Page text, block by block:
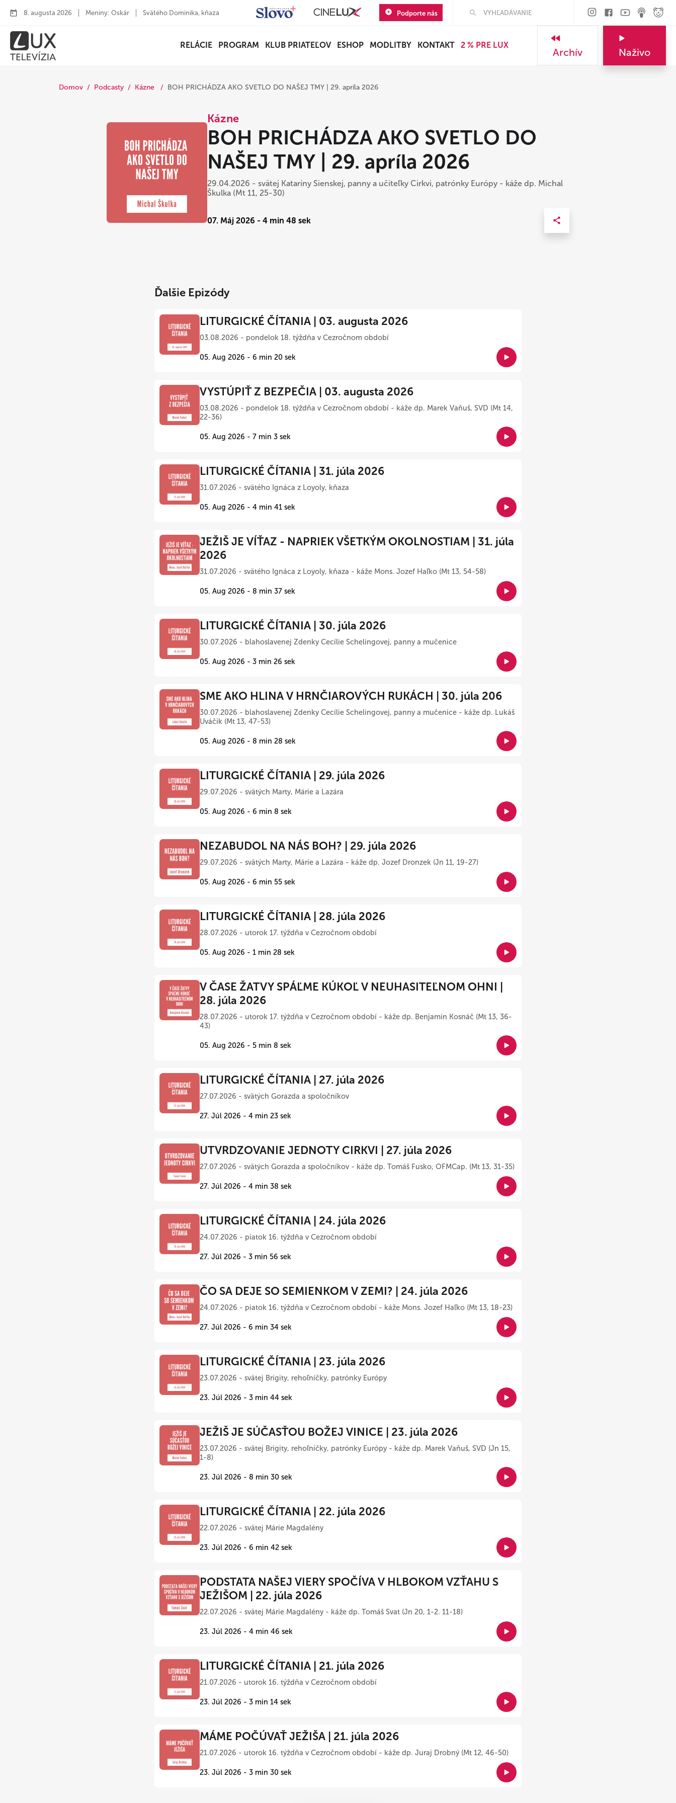
8. augusta 2026 Meniny: Oskár Svätého Dominika, kňaza Podporte nás
RELÁCIE PROGRAM KLUB PRIATEĽOV ESHOP MODLITBY KONTAKT 2 % PRE LUX
Archív Naživo
Domov Podcasty Kázne BOH PRICHÁDZA AKO SVETLO DO NAŠEJ TMY | 29. apríla 2026
Kázne
BOH PRICHÁDZA AKO SVETLO DO
NAŠEJ TMY | 29. apríla 2026
29.04.2026 - svätej Kataríny Sienskej, panny a učiteľky Cirkvi, patrónky Európy - káže dp. Michal
Škulka (Mt 11, 25-30)
07. Máj 2026 - 4 min 48 sek
Ďalšie Epizódy
LITURGICKÉ ČÍTANIA | 03. augusta 2026
03.08.2026 - pondelok 18. týždňa v Cezročnom období
05. Aug 2026 - 6 min 20 sek
VYSTÚPIŤ Z BEZPEČIA | 03. augusta 2026
03.08.2026 - pondelok 18. týždňa v Cezročnom období - káže dp. Marek Vaňuš, SVD (Mt 14,
22-36)
05. Aug 2026 - 7 min 3 sek
LITURGICKÉ ČÍTANIA | 31. júla 2026
31.07.2026 - svätého Ignáca z Loyoly, kňaza
05. Aug 2026 - 4 min 41 sek
JEŽIŠ JE VÍŤAZ - NAPRIEK VŠETKÝM OKOLNOSTIAM | 31. júla
2026
31.07.2026 - svätého Ignáca z Loyoly, kňaza - káže Mons. Jozef Haľko (Mt 13, 54-58)
05. Aug 2026 - 8 min 37 sek
LITURGICKÉ ČÍTANIA | 30. júla 2026
30.07.2026 - blahoslavenej Zdenky Cecílie Schelingovej, panny a mučenice
05. Aug 2026 - 3 min 26 sek
SME AKO HLINA V HRNČIAROVÝCH RUKÁCH | 30. júla 206
30.07.2026 - blahoslavenej Zdenky Cecílie Schelingovej, panny a mučenice - káže dp. Lukáš
Uváčik (Mt 13, 47-53)
05. Aug 2026 - 8 min 28 sek
LITURGICKÉ ČÍTANIA | 29. júla 2026
29.07.2026 - svätých Marty, Márie a Lazára
05. Aug 2026 - 6 min 8 sek
NEZABUDOL NA NÁS BOH? | 29. júla 2026
29.07.2026 - svätých Marty, Márie a Lazára - káže dp. Jozef Dronzek (Jn 11, 19-27)
05. Aug 2026 - 6 min 55 sek
LITURGICKÉ ČÍTANIA | 28. júla 2026
28.07.2026 - utorok 17. týždňa v Cezročnom období
05. Aug 2026 - 1 min 28 sek
V ČASE ŽATVY SPÁĽME KÚKOĽ V NEUHASITEĽNOM OHNI |
28. júla 2026
28.07.2026 - utorok 17. týždňa v Cezročnom období - káže dp. Benjamín Kosnáč (Mt 13, 36-
43)
05. Aug 2026 - 5 min 8 sek
LITURGICKÉ ČÍTANIA | 27. júla 2026
27.07.2026 - svätých Gorazda a spoločníkov
27. Júl 2026 - 4 min 23 sek
UTVRDZOVANIE JEDNOTY CIRKVI | 27. júla 2026
27.07.2026 - svätých Gorazda a spoločníkov - káže dp. Tomáš Fusko, OFMCap. (Mt 13, 31-35)
27. Júl 2026 - 4 min 38 sek
LITURGICKÉ ČÍTANIA | 24. júla 2026
24.07.2026 - piatok 16. týždňa v Cezročnom období
27. Júl 2026 - 3 min 56 sek
ČO SA DEJE SO SEMIENKOM V ZEMI? | 24. júla 2026
24.07.2026 - piatok 16. týždňa v Cezročnom období - káže Mons. Jozef Haľko (Mt 13, 18-23)
27. Júl 2026 - 6 min 34 sek
LITURGICKÉ ČÍTANIA | 23. júla 2026
23.07.2026 - svätej Brigity, rehoľníčky, patrónky Európy
23. Júl 2026 - 3 min 44 sek
JEŽIŠ JE SÚČASŤOU BOŽEJ VINICE | 23. júla 2026
23.07.2026 - svätej Brigity, rehoľníčky, patrónky Európy - káže dp. Marek Vaňuš, SVD (Jn 15,
1-8)
23. Júl 2026 - 8 min 30 sek
LITURGICKÉ ČÍTANIA | 22. júla 2026
22.07.2026 - svätej Márie Magdalény
23. Júl 2026 - 6 min 42 sek
PODSTATA NAŠEJ VIERY SPOČÍVA V HLBOKOM VZŤAHU S
JEŽIŠOM | 22. júla 2026
22.07.2026 - svätej Márie Magdalény - káže dp. Tomáš Svat (Jn 20, 1-2. 11-18)
23. Júl 2026 - 4 min 46 sek
LITURGICKÉ ČÍTANIA | 21. júla 2026
21.07.2026 - utorok 16. týždňa v Cezročnom období
23. Júl 2026 - 3 min 14 sek
MÁME POČÚVAŤ JEŽIŠA | 21. júla 2026
21.07.2026 - utorok 16. týždňa v Cezročnom období - káže dp. Juraj Drobný (Mt 12, 46-50)
23. Júl 2026 - 3 min 30 sek